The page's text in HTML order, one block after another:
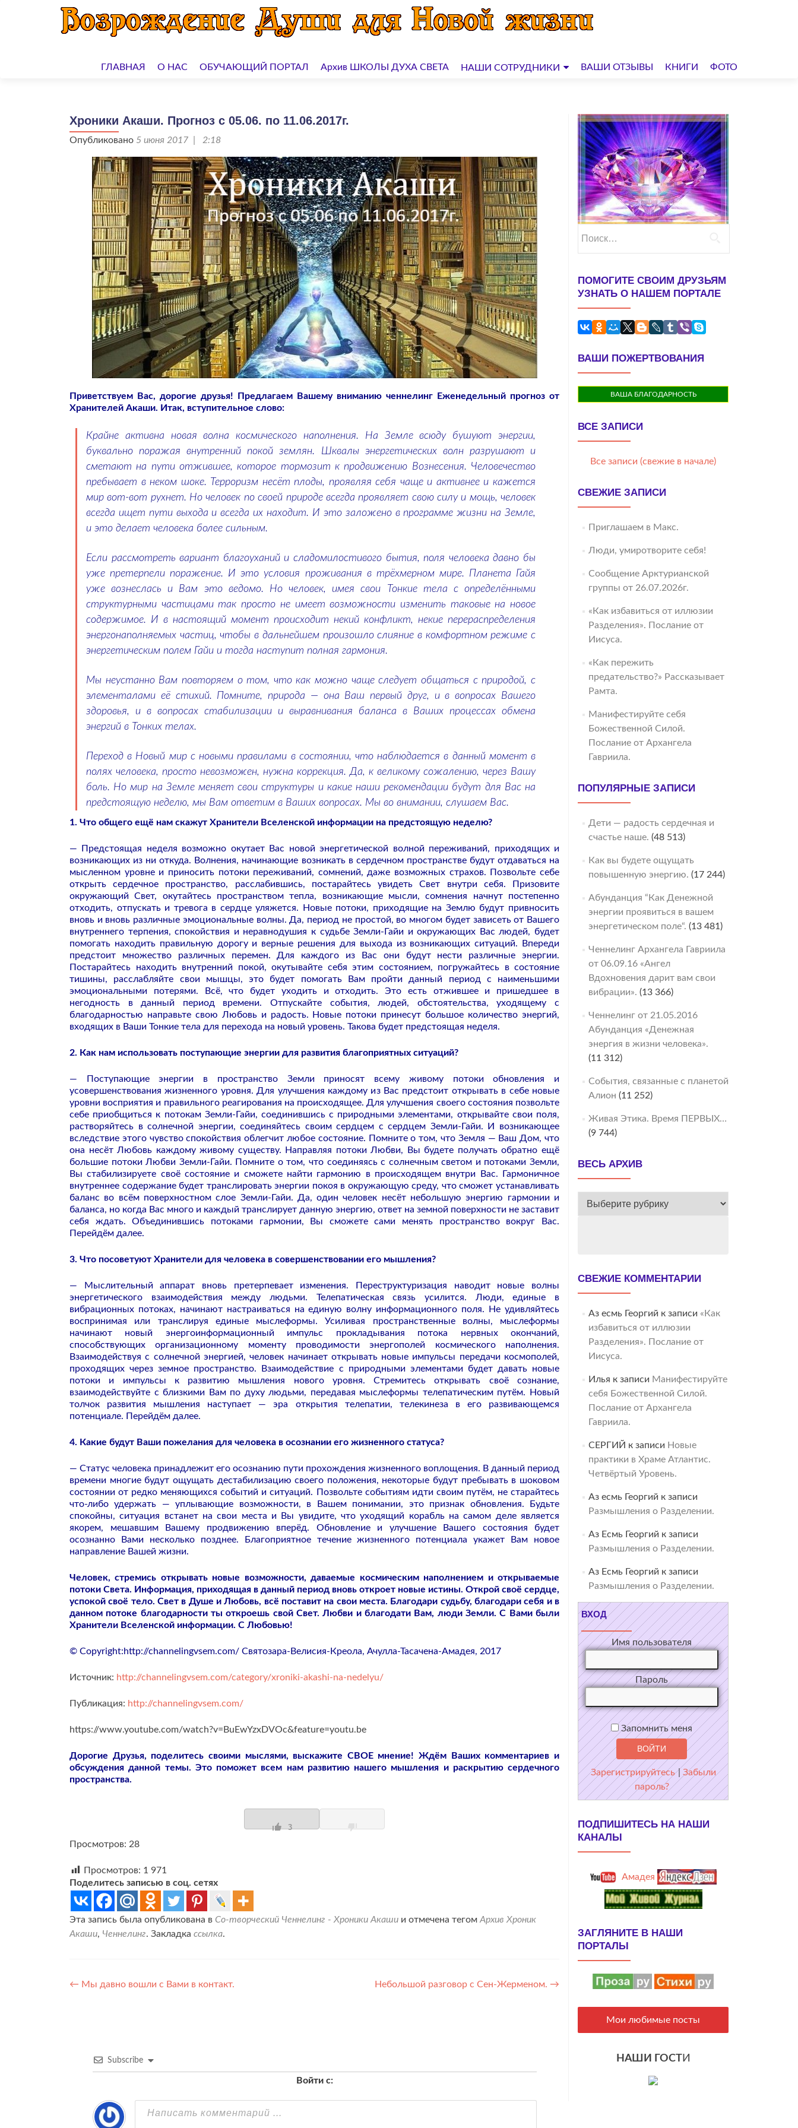
кГЛАВНАЯ О НАС ОБУЧАЮЩИЙ ПОРТАЛ Архив ШКОЛЫ ДУХА СВЕТА НАШИ СОТРУДНИКИ ВАШИ ОТЗЫВЫ КНИГИ ФОТО
Хроники Акаши. Прогноз с 05.06. по 11.06.2017г.
Опубликовано 5 июня 2017 | 2:18
Приветствуем Вас, дорогие друзья! Предлагаем Вашему вниманию ченнелинг Еженедельный прогноз от
Хранителей Акаши. Итак, вступительное слово:
Крайне активна новая волна космического наполнения. На Земле всюду бушуют энергии,
буквально поражая внутренний покой землян. Шквалы энергетических волн разрушают и
сметают на пути отжившее, которое тормозит к продвижению Вознесения. Человечество
пребывает в неком шоке. Терроризм несёт плоды, проявляя себя чаще и активнее и кажется
мир вот-вот рухнет. Но человек по своей природе всегда проявляет свою силу и мощь, человек
всегда ищет пути выхода и всегда их находит. И это заложено в программе жизни на Земле,
и это делает человека более сильным.
Если рассмотреть вариант благоуханий и сладомилостивого бытия, поля человека давно бы
уже претерпели поражение. И это условия проживания в трёхмерном мире. Планета Гайя
уже вознеслась и Вам это ведомо. Но человек, имея свои Тонкие тела с определёнными
структурными частицами так просто не имеет возможности изменить таковые на новое
содержимое. И в настоящий момент происходит некий конфликт, некие перераспределения
энергонаполняемых частиц, чтобы в дальнейшем произошло слияние в комфортном режиме с
энергетическим полем Гайи и тогда наступит полная гармония.
Мы неустанно Вам повторяем о том, что как можно чаще следует общаться с природой, с
элементалами её стихий. Помните, природа — она Ваш первый друг, и в вопросах Вашего
здоровья, и в вопросах стабилизации и выравнивания баланса в Ваших процессах обмена
энергий в Тонких телах.
Переход в Новый мир с новыми правилами в состоянии, что наблюдается в данный момент в
полях человека, просто невозможен, нужна коррекция. Да, к великому сожалению, через Вашу
боль. Но мир на Земле меняет свои структуры и какие наши рекомендации будут для Вас на
предстоящую неделю, мы Вам ответим в Ваших вопросах. Мы во внимании, слушаем Вас.
1. Что общего ещё нам скажут Хранители Вселенской информации на предстоящую неделю?
— Предстоящая неделя возможно окутает Вас новой энергетической волной переживаний, приходящих и
возникающих из ни откуда. Волнения, начинающие возникать в сердечном пространстве будут отдаваться на
мысленном уровне и приносить потоки переживаний, сомнений, даже возможных страхов. Позвольте себе
открыть сердечное пространство, расслабившись, постарайтесь увидеть Свет внутри себя. Призовите
окружающий Свет, окутайтесь пространством тепла, возникающие мысли, сомнения начнут постепенно
отходить, отпускать и тревога в сердце уляжется. Новые потоки, приходящие на Землю будут привносить
вновь и вновь различные эмоциональные волны. Да, период не простой, во многом будет зависеть от Вашего
внутреннего терпения, спокойствия и неравнодушия к судьбе Земли-Гайи и окружающих Вас людей, будет
помогать находить правильную дорогу и верные решения для выхода из возникающих ситуаций. Впереди
предстоит множество различных перемен. Для каждого из Вас они будут нести различные энергии.
Постарайтесь находить внутренний покой, окутывайте себя этим состоянием, погружайтесь в состояние
тишины, расслабляйте свои мышцы, это будет помогать Вам пройти данный период с наименьшими
эмоциональными потерями. Всё, что будет уходить и отходить. Это есть отжившее и пришедшее в
негодность в данный период времени. Отпускайте события, людей, обстоятельства, уходящему с
благодарностью направьте свою Любовь и радость. Новые потоки принесут большое количество энергий,
входящих в Ваши Тонкие тела для перехода на новый уровень. Такова будет предстоящая неделя.
2. Как нам использовать поступающие энергии для развития благоприятных ситуаций?
— Поступающие энергии в пространство Земли приносят всему живому потоки обновления и
усовершенствования жизненного уровня. Для улучшения каждому из Вас предстоит открывать в себе новые
уровни восприятия и правильного реагирования на происходящее. Для улучшения своего состояния позвольте
себе приобщиться к потокам Земли-Гайи, соединившись с природными элементами, открывайте свои поля,
растворяйтесь в солнечной энергии, соединяйтесь своим сердцем с сердцем Земли-Гайи. И возникающее
вследствие этого чувство спокойствия облегчит любое состояние. Помните о том, что Земля — Ваш Дом, что
она несёт Любовь каждому живому существу. Направляя потоки Любви, Вы будете получать обратно ещё
большие потоки Любви Земли-Гайи. Помните о том, что соединяясь с солнечным светом и потоками Земли,
Вы стабилизируете своё состояние и сможете найти гармонию в происходящем внутри Вас. Гармоничное
внутреннее содержание будет транслировать энергии покоя в окружающую среду, что сможет устанавливать
баланс во всём поверхностном слое Земли-Гайи. Да, один человек несёт небольшую энергию гармонии и
баланса, но когда Вас много и каждый транслирует данную энергию, ответ на земной поверхности не заставит
себя ждать. Объединившись потоками гармонии, Вы сможете сами менять пространство вокруг Вас.
Перейдём далее.
3. Что посоветуют Хранители для человека в совершенствовании его мышления?
— Мыслительный аппарат вновь претерпевает изменения. Переструктуризация наводит новые волны
энергетического взаимодействия между людьми. Телепатическая связь усилится. Люди, единые в
вибрационных потоках, начинают настраиваться на единую волну информационного поля. Не удивляйтесь
воспринимая или транслируя единые мыслеформы. Усиливая пространственные волны, мыслеформы
начинают новый энергоинформационный импульс прокладывания потока нервных окончаний,
способствующих организационному моменту проводимости энергополей космического наполнения.
Взаимодействуя с солнечной энергией, человек начинает открывать новые импульсы передачи космополей,
проходящих через земное пространство. Взаимодействие с природными элементами будет давать новые
потоки и импульсы к развитию мышления нового уровня. Стремитесь открывать своё сознание,
взаимодействуйте с близкими Вам по духу людьми, передавая мыслеформы телепатическим путём. Новый
толчок развития мышления наступает — эра открытия телепатии, телекинеза в его развивающемся
потенциале. Перейдём далее.
4. Какие будут Ваши пожелания для человека в осознании его жизненного статуса?
— Статус человека принадлежит его осознанию пути прохождения жизненного воплощения. В данный период
времени многие будут ощущать дестабилизацию своего положения, некоторые будут пребывать в шоковом
состоянии от редко меняющихся событий и ситуаций. Позвольте событиям идти своим путём, не старайтесь
что-либо удержать — уплывающие возможности, в Вашем понимании, это признак обновления. Будьте
спокойны, ситуация встанет на свои места и Вы увидите, что уходящий корабль на самом деле является
якорем, мешавшим Вашему продвижению вперёд. Обновление и улучшение Вашего состояния будет
осознанно Вами несколько позднее. Благоприятное течение жизненного потенциала укажет Вам новое
направление Вашей жизни.
Человек, стремись открывать новые возможности, даваемые космическим наполнением и открываемые
потоки Света. Информация, приходящая в данный период вновь откроет новые истины. Открой своё сердце,
успокой своё тело. Свет в Душе и Любовь, всё поставит на свои места. Благодари судьбу, благодари себя и в
данном потоке благодарности ты откроешь свой Свет. Любви и благодати Вам, люди Земли. С Вами были
Хранители Вселенской информации. С Любовью!
© Copyright:http://channelingvsem.com/ Святозара-Велисия-Креола, Ачулла-Тасачена-Амадея, 2017
Источник: http://channelingvsem.com/category/xroniki-akashi-na-nedelyu/
Публикация: http://channelingvsem.com/
https://www.youtube.com/watch?v=BuEwYzxDVOc&feature=youtu.be
Дорогие Друзья, поделитесь своими мыслями, выскажите СВОЕ мнение! Ждём Ваших комментариев и
обсуждения данной темы. Это поможет всем нам развитию нашего мышления и раскрытию сердечного
пространства.
3
Просмотров: 28
Просмотров: 1 971
Поделитесь записью в соц. сетях
Эта запись была опубликована в Со-творческий Ченнелинг - Хроники Акаши и отмечена тегом Архив Хроник
Акаши, Ченнелинг. Закладка ссылка.
Навигация
← Мы давно вошли с Вами в контакт. Небольшой разговор с Сен-Жерменом. →
Subscribe
Войти с:
ПОМОГИТЕ СВОИМ ДРУЗЬЯМ
УЗНАТЬ О НАШЕМ ПОРТАЛЕ
ВАШИ ПОЖЕРТВОВАНИЯ
ВАША БЛАГОДАРНОСТЬ
ВСЕ ЗАПИСИ
Все записи (свежие в начале)
СВЕЖИЕ ЗАПИСИ
Приглашаем в Макс.
Люди, умиротворите себя!
Сообщение Арктурианской
группы от 26.07.2026г.
«Как избавиться от иллюзии
Разделения». Послание от
Иисуса.
«Как пережить
предательство?» Рассказывает
Рамта.
Манифестируйте себя
Божественной Силой.
Послание от Архангела
Гавриила.
ПОПУЛЯРНЫЕ ЗАПИСИ
Дети — радость сердечная и
счастье наше. (48 513)
Как вы будете ощущать
повышенную энергию. (17 244)
Абунданция “Как Денежной
энергии проявиться в вашем
энергетическом поле“. (13 481)
Ченнелинг Архангела Гавриила
от 06.09.16 «Ангел
Вдохновения дарит вам свои
вибрации». (13 366)
Ченнелинг от 21.05.2016
Абунданция «Денежная
энергия в жизни человека».
(11 312)
События, связанные с планетой
Алион (11 252)
Живая Этика. Время ПЕРВЫХ…
(9 744)
ВЕСЬ АРХИВ
ВЕСЬ
СВЕЖИЕ КОММЕНТАРИИ
Аз есмь Георгий к записи «Как
избавиться от иллюзии
Разделения». Послание от
Иисуса.
Илья к записи Манифестируйте
себя Божественной Силой.
Послание от Архангела
Гавриила.
СЕРГИЙ к записи Новые
практики в Храме Атлантис.
Четвёртый Уровень.
Аз есмь Георгий к записи
Размышления о Разделении.
Аз Есмь Георгий к записи
Размышления о Разделении.
Аз Есмь Георгий к записи
Размышления о Разделении.
ВХОД
Имя пользователя
Пароль
Запомнить меня
Зарегистрируйтесь | Забыли
пароль?
ПОДПИШИТЕСЬ НА НАШИ
КАНАЛЫ
Амадея
ЗАГЛЯНИТЕ В НАШИ
ПОРТАЛЫ
Мои любимые посты
НАШИ ГОСТИ